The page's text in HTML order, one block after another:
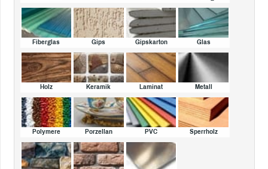
Fiberglas Gips Gipskarton Glas
Holz Keramik Laminat Metall
Polymere Porzellan PVC Sperrholz